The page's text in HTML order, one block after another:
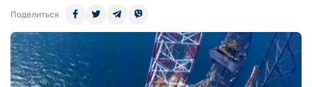
Поделиться